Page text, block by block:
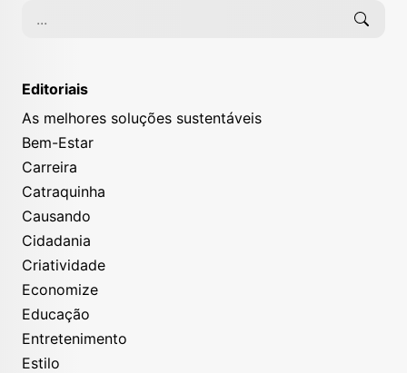
Editoriais
As melhores soluções sustentáveis
Bem-Estar
Carreira
Catraquinha
Causando
Cidadania
Criatividade
Economize
Educação
Entretenimento
Estilo